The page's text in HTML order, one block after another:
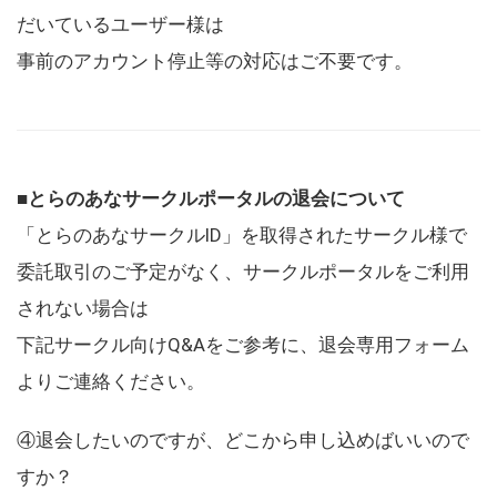
だいているユーザー様は
事前のアカウント停止等の対応はご不要です。
■とらのあなサークルポータルの退会について
「とらのあなサークルID」を取得されたサークル様で
委託取引のご予定がなく、サークルポータルをご利用
されない場合は
下記サークル向けQ&Aをご参考に、退会専用フォーム
よりご連絡ください。
④退会したいのですが、どこから申し込めばいいので
すか？